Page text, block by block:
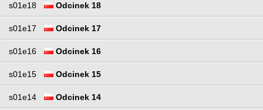
s01e18 Odcinek 18
s01e17 Odcinek 17
s01e16 Odcinek 16
s01e15 Odcinek 15
s01e14 Odcinek 14